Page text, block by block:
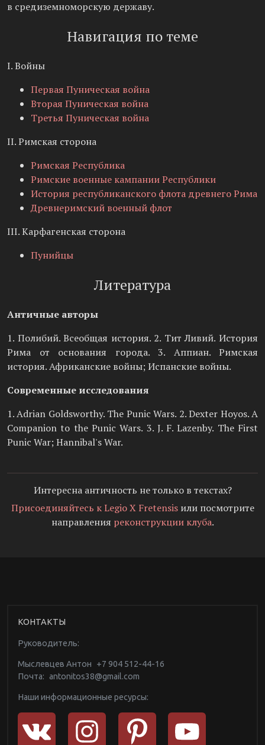
в средиземноморскую державу.
Навигация по теме
I. Войны
Первая Пуническая война
Вторая Пуническая война
Третья Пуническая война
II. Римская сторона
Римская Республика
Римские военные кампании Республики
История республиканского флота древнего Рима
Древнеримский военный флот
III. Карфагенская сторона
Пунийцы
Литература
Античные авторы
1. Полибий. Всеобщая история. 2. Тит Ливий. История
Рима от основания города. 3. Аппиан. Римская
история. Африканские войны; Испанские войны.
Современные исследования
1. Adrian Goldsworthy. The Punic Wars. 2. Dexter Hoyos. A
Companion to the Punic Wars. 3. J. F. Lazenby. The First
Punic War; Hannibal's War.
Интересна античность не только в текстах?
Присоединяйтесь к Legio X Fretensisили посмотрите
направления реконструкции клуба.
КОНТАКТЫ
Руководитель:
Мыслевцев Антон
+7 904 512-44-16
Почта: antonitos38@gmail.com
Наши информационные ресурсы: